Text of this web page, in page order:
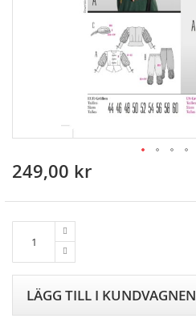
Skip
the
249,00 kr
LÄGG TILL I KUNDVAGNEN